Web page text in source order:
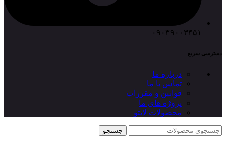
۰۹۰۳۹۰۰۳۴۵۱
دسترسی سریع
درباره ما
تماس با ما
قوانین و مقررات
پروژه های ما
محصولات لایتو
جستجو